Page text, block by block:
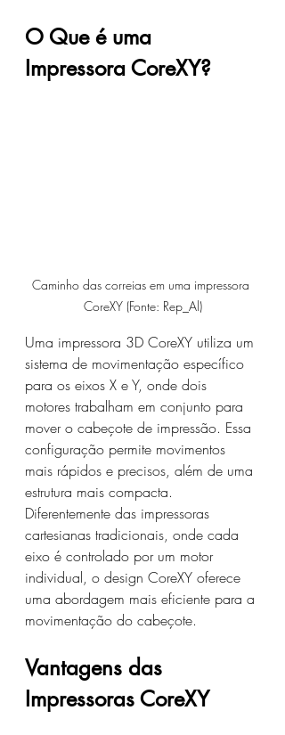
O Que é uma
Impressora CoreXY?
Caminho das correias em uma impressora
CoreXY (Fonte: Rep_Al)
Uma impressora 3D CoreXY utiliza um
sistema de movimentação específico
para os eixos X e Y, onde dois
motores trabalham em conjunto para
mover o cabeçote de impressão. Essa
configuração permite movimentos
mais rápidos e precisos, além de uma
estrutura mais compacta.
Diferentemente das impressoras
cartesianas tradicionais, onde cada
eixo é controlado por um motor
individual, o design CoreXY oferece
uma abordagem mais eficiente para a
movimentação do cabeçote.
Vantagens das
Impressoras CoreXY